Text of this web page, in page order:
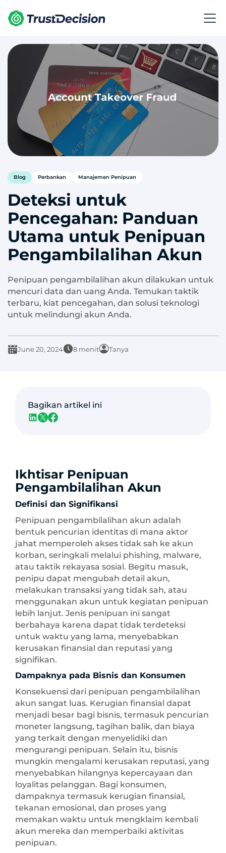
Blog Perbankan Manajemen Penipuan
Deteksi untuk
Pencegahan: Panduan
Utama untuk Penipuan
Pengambilalihan Akun
Penipuan pengambilalihan akun dilakukan untuk
mencuri data dan uang Anda. Temukan taktik
terbaru, kiat pencegahan, dan solusi teknologi
untuk melindungi akun Anda.
June 20, 2024 8 menit Tanya
Ikhtisar Penipuan
Pengambilalihan Akun
Definisi dan Signifikansi
Penipuan pengambilalihan akun adalah
bentuk pencurian identitas di mana aktor
jahat memperoleh akses tidak sah ke akun
korban, seringkali melalui phishing, malware,
atau taktik rekayasa sosial. Begitu masuk,
penipu dapat mengubah detail akun,
melakukan transaksi yang tidak sah, atau
menggunakan akun untuk kegiatan penipuan
lebih lanjut. Jenis penipuan ini sangat
berbahaya karena dapat tidak terdeteksi
untuk waktu yang lama, menyebabkan
kerusakan finansial dan reputasi yang
signifikan.
Dampaknya pada Bisnis dan Konsumen
Konsekuensi dari penipuan pengambilalihan
akun sangat luas. Kerugian finansial dapat
menjadi besar bagi bisnis, termasuk pencurian
moneter langsung, tagihan balik, dan biaya
yang terkait dengan menyelidiki dan
mengurangi penipuan. Selain itu, bisnis
mungkin mengalami kerusakan reputasi, yang
menyebabkan hilangnya kepercayaan dan
loyalitas pelanggan. Bagi konsumen,
dampaknya termasuk kerugian finansial,
tekanan emosional, dan proses yang
memakan waktu untuk mengklaim kembali
akun mereka dan memperbaiki aktivitas
penipuan.
Bagikan artikel ini